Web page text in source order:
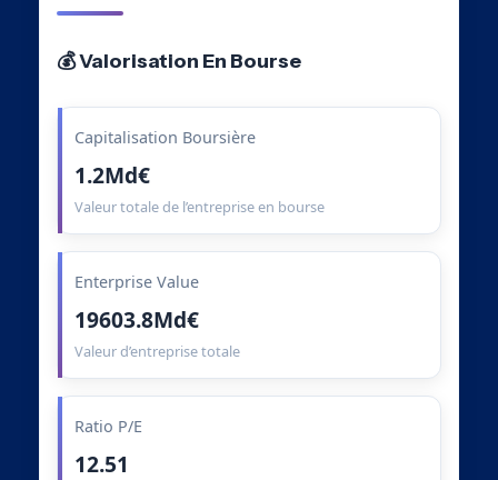
💰 Valorisation En Bourse
Capitalisation Boursière
1.2Md€
Valeur totale de l’entreprise en bourse
Enterprise Value
19603.8Md€
Valeur d’entreprise totale
Ratio P/E
12.51